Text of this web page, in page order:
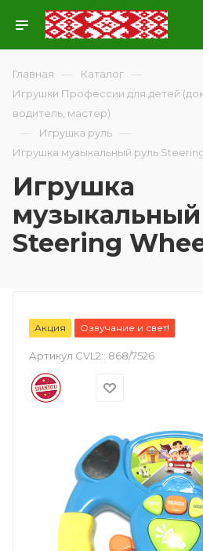
Главная — Каталог —
Игрушки Профессии для детей
водитель, мастер)
— Игрушка руль —
Игрушка музыкальный руль
Игрушка
Steering
Акция Озвучание и свет!
Артикул CVL2:: 868/7526